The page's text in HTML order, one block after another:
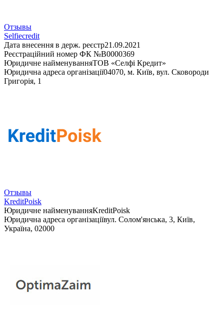
Отзывы
Selfiecredit
Дата внесення в держ. реєстр21.09.2021
Реєстраційний номер ФК №В0000369
Юридичне найменуванняТОВ «Селфі Кредит»
Юридична адреса організації04070, м. Київ, вул. Сковороди
Григорія, 1
Отзывы
KreditPoisk
Юридичне найменуванняKreditPoisk
Юридична адреса організаціївул. Солом'янська, 3, Київ,
Україна, 02000